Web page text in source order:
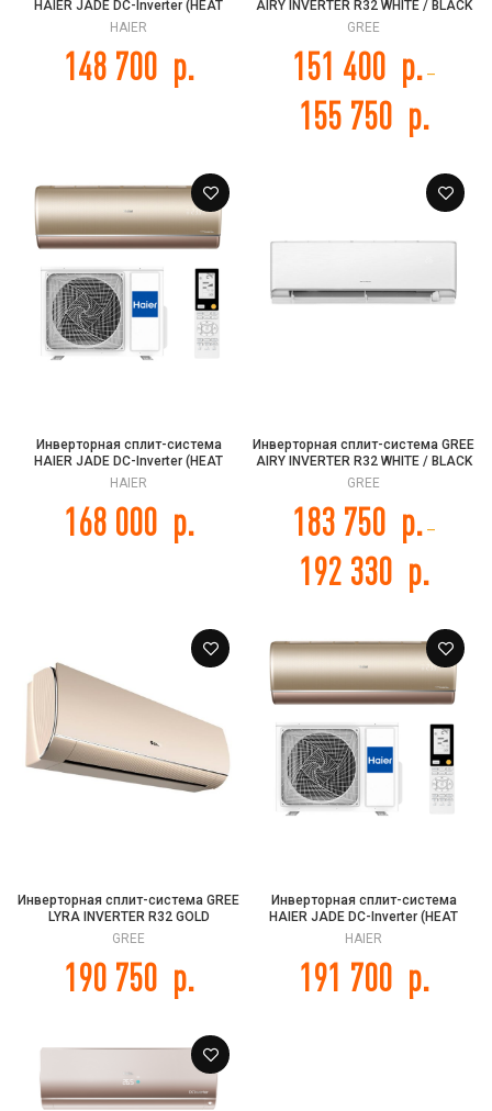
HAIER JADE DC-Inverter (HEAT
PUMP -25C) AS25S2SJ3FA-G /
HAIER
148 700 р.
AIRY INVERTER R32 WHITE / BLACK
/ GOLD, GWH18AVDXE-K6DNA1A
GREE
151 400 р.–
155 750 р.
Инверторная сплит-система
HAIER JADE DC-Inverter (HEAT
PUMP -25C) AS35S2SJ3FA-G /
HAIER
168 000 р.
Инверторная сплит-система GREE
AIRY INVERTER R32 WHITE / BLACK
/ GOLD, GWH24AVEXF-K6DNA1A
GREE
183 750 р.–
192 330 р.
Инверторная сплит-система GREE
LYRA INVERTER R32 GOLD
GWH24ACE-K6DNA1I (champagne)
GREE
190 750 р.
Инверторная сплит-система
HAIER JADE DC-Inverter (HEAT
PUMP -25C) AS50S2SJ3FA-G /
HAIER
191 700 р.